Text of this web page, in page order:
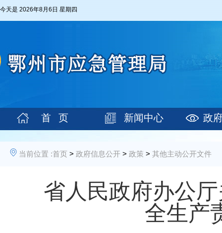
今天是 2026年8月6日 星期四
首 页 新闻中心 政
当前位置 :首页 > 政府信息公开 > 政策 > 其他主动公开文件
省人民政府办公
全生产